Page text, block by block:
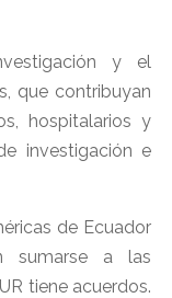
y el
que contribuyan
hospitalarios y
investigación e
de Ecuador
sumarse a las
tiene acuerdos.